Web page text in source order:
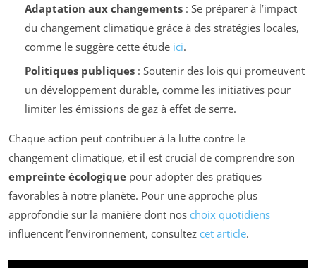
Adaptation aux changements: Se préparer à l’impact
du changement climatique grâce à des stratégies locales,
comme le suggère cette étude ici.
Politiques publiques: Soutenir des lois qui promeuvent
un développement durable, comme les initiatives pour
limiter les émissions de gaz à effet de serre.
Chaque action peut contribuer à la lutte contre le
changement climatique, et il est crucial de comprendre son
empreinte écologique pour adopter des pratiques
favorables à notre planète. Pour une approche plus
approfondie sur la manière dont nos choix quotidiens
influencent l’environnement, consultez cet article.